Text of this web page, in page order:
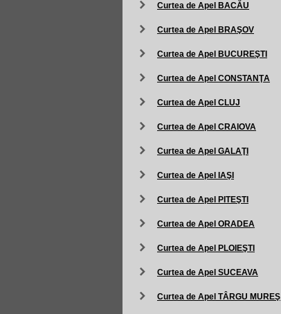
Curtea de Apel BACĂU
Curtea de Apel BRAŞOV
Curtea de Apel BUCUREŞTI
Curtea de Apel CONSTANŢA
Curtea de Apel CLUJ
Curtea de Apel CRAIOVA
Curtea de Apel GALAŢI
Curtea de Apel IAŞI
Curtea de Apel PITEŞTI
Curtea de Apel ORADEA
Curtea de Apel PLOIEŞTI
Curtea de Apel SUCEAVA
Curtea de Apel TÂRGU MUREŞ